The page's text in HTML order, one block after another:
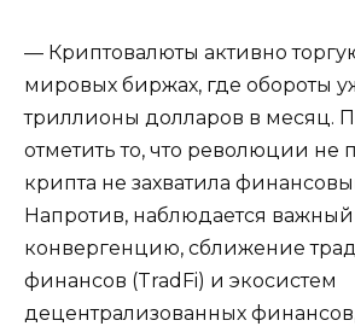
— Криптовалюты активно
мировых биржах, где обороты
триллионы долларов в месяц.
отметить то, что революции не
крипта не захватила
Напротив, наблюдается
конвергенцию, сближение
финансов (TradFi) и экосистем
децентрализованных